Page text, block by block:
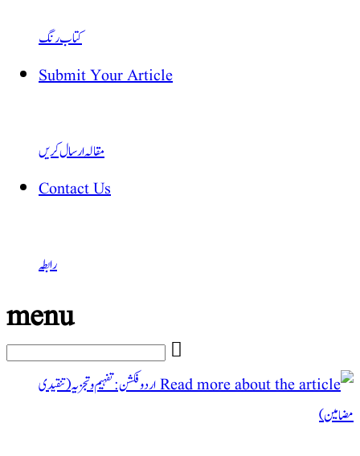
کتاب رنگ
Submit Your Article
مقالہ ارسال کریں
Contact Us
رابطہ
menu